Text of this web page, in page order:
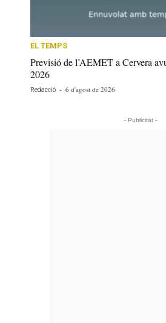
EL TEMPS
Previsió de l’AEMET a Cervera
2026
Redacció - 6 d'agost de 2026
- Publicitat -